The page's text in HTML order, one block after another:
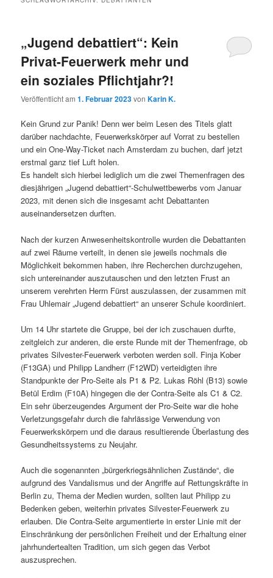
„Jugend debattiert“: Kein
Privat-Feuerwerk mehr und
ein soziales Pflichtjahr?!
Veröffentlicht am1. Februar 2023vonKarin K.
Kein Grund zur Panik! Denn wer beim Lesen des Titels glatt
darüber nachdachte, Feuerwerkskörper auf Vorrat zu bestellen
und ein One-Way-Ticket nach Amsterdam zu buchen, darf jetzt
erstmal ganz tief Luft holen.
Es handelt sich hierbei lediglich um die zwei Themenfragen des
diesjährigen „Jugend debattiert“-Schulwettbewerbs vom Januar
2023, mit denen sich die insgesamt acht Debattanten
auseinandersetzen durften.
Nach der kurzen Anwesenheitskontrolle wurden die Debattanten
auf zwei Räume verteilt, in denen sie jeweils nochmals die
Möglichkeit bekommen haben, ihre Recherchen durchzugehen,
sich untereinander auszutauschen und den letzten Frust an
unserem verehrten Herrn Fürst auszulassen, der zusammen mit
Frau Uhlemair „Jugend debattiert“ an unserer Schule koordiniert.
Um 14 Uhr startete die Gruppe, bei der ich zuschauen durfte,
zeitgleich zur anderen, die erste Runde mit der Themenfrage, ob
privates Silvester-Feuerwerk verboten werden soll. Finja Kober
(F13GA) und Philipp Landherr (F12WD) verteidigten ihre
Standpunkte der Pro-Seite als P1 & P2. Lukas Röhl (B13) sowie
Betül Erdim (F10A) hingegen die der Contra-Seite als C1 & C2.
Ein sehr überzeugendes Argument der Pro-Seite war die hohe
Verletzungsgefahr durch die fahrlässige Verwendung von
Feuerwerkskörpern und die daraus resultierende Überlastung des
Gesundheitssystems zu Neujahr.
Auch die sogenannten „bürgerkriegsähnlichen Zustände“, die
aufgrund des Vandalismus und der Angriffe auf Rettungskräfte in
Berlin zu, Thema der Medien wurden, sollten laut Philipp zu
Bedenken geben, weiterhin privates Silvester-Feuerwerk zu
erlauben. Die Contra-Seite argumentierte in erster Linie mit der
Einschränkung der persönlichen Freiheit und der Erhaltung einer
jahrhundertealten Tradition, um sich gegen das Verbot
auszusprechen.